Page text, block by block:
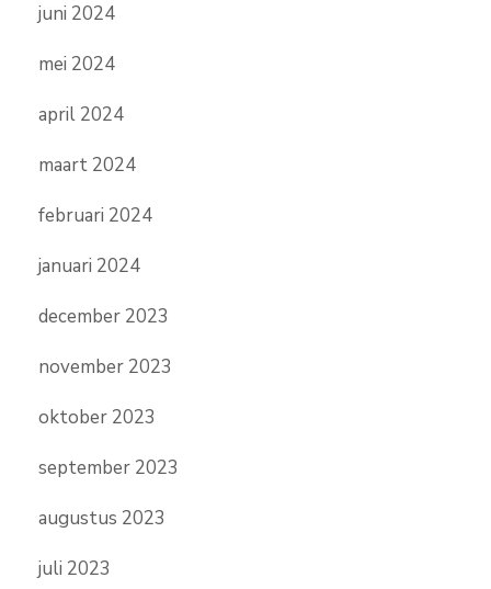
juni 2024
mei 2024
april 2024
maart 2024
februari 2024
januari 2024
december 2023
november 2023
oktober 2023
september 2023
augustus 2023
juli 2023